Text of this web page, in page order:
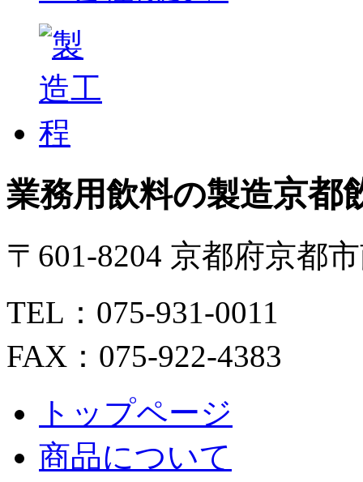
業務用飲料の製造京都
〒601-8204 京都府京都
TEL：075-931-0011
FAX：075-922-4383
トップページ
商品について